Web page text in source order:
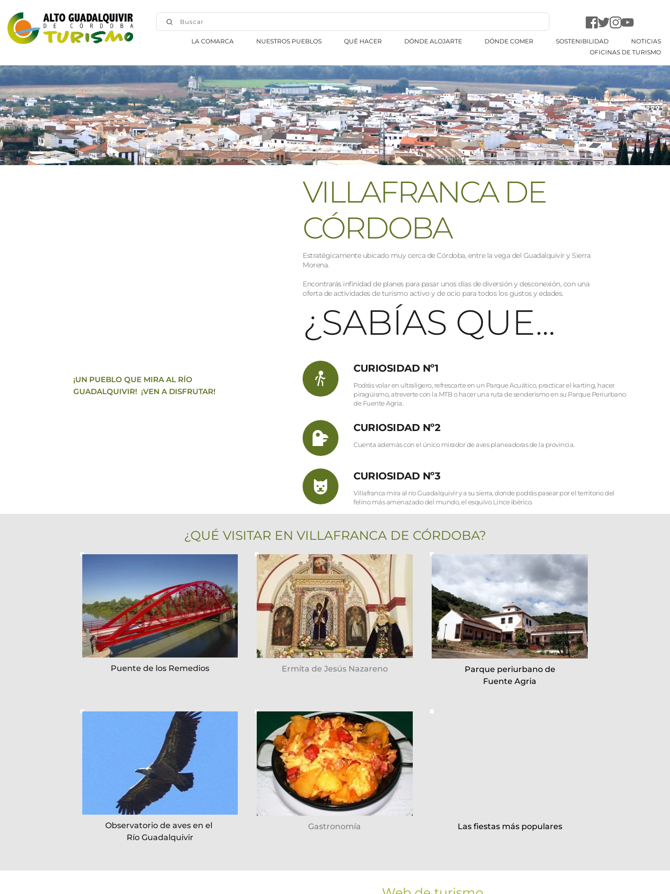
Buscar
LA COMARCA NUESTROS PUEBLOS QUÉ HACER DÓNDE ALOJARTE DÓNDE COMER SOSTENIBILIDAD
NOTICIAS
OFICINAS DE TURISMO
¡UN PUEBLO QUE MIRA AL RÍO
GUADALQUIVIR!  ¡VEN A DISFRUTAR!
VILLAFRANCA DE
CÓRDOBA
Estratégicamente ubicado muy cerca de Córdoba, entre la vega del Guadalquivir y Sierra
Morena.
Encontrarás infinidad de planes para pasar unos días de diversión y desconexión, con una
oferta de actividades de turismo activo y de ocio para todos los gustos y edades.
¿SABÍAS QUE...
CURIOSIDAD Nº1
Podrás volar en ultraligero, refrescarte en un Parque Acuático, practicar el karting, hacer
piragüismo, atreverte con la MTB o hacer una ruta de senderismo en su Parque Periurbano
de Fuente Agria.
CURIOSIDAD Nº2
Cuenta además con el único mirador de aves planeadoras de la provincia.
CURIOSIDAD Nº3
Villafranca mira al río Guadalquivir y a su sierra, donde podrás pasear por el territorio del
felino más amenazado del mundo, el esquivo Lince ibérico.
¿QUÉ VISITAR EN VILLAFRANCA DE CÓRDOBA?
Puente de los Remedios Ermita de Jesús Nazareno
Parque periurbano de
Fuente Agria
Observatorio de aves en el
Río Guadalquivir
Gastronomía Las fiestas más populares